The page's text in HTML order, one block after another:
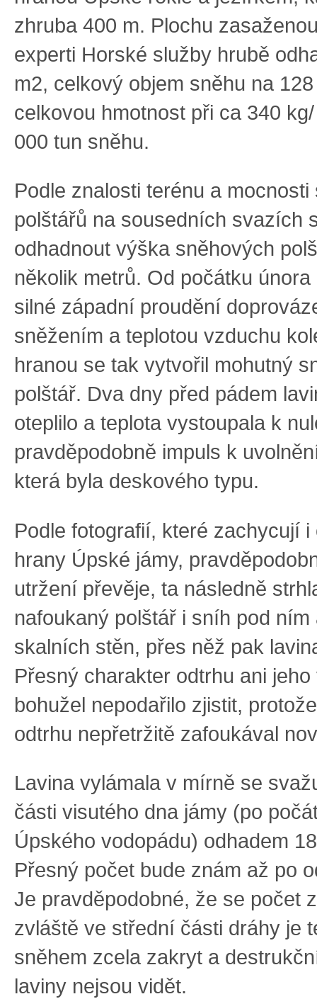
zhruba 400 m. Plochu
experti Horské služby hrubě
m2, celkový objem sněhu na 128
celkovou hmotnost při ca 340
000 tun sněhu.
Podle znalosti terénu a
polštářů na sousedních svazích
odhadnout výška sněhových
několik metrů. Od počátku února
silné západní proudění
sněžením a teplotou vzduchu
hranou se tak vytvořil mohutný
polštář. Dva dny před pádem
oteplilo a teplota vystoupala k
pravděpodobně impuls k
která byla deskového typu.
Podle fotografií, které zachycují
hrany Úpské jámy,
utržení převěje, ta následně
nafoukaný polštář i sníh pod ním
skalních stěn, přes něž pak
Přesný charakter odtrhu ani
bohužel nepodařilo zjistit,
odtrhu nepřetržitě zafoukával
Lavina vylámala v mírně se
části visutého dna jámy (po
Úpského vodopádu) odhadem
Přesný počet bude znám až po
Je pravděpodobné, že se počet
zvláště ve střední části dráhy je
sněhem zcela zakryt a
laviny nejsou vidět.